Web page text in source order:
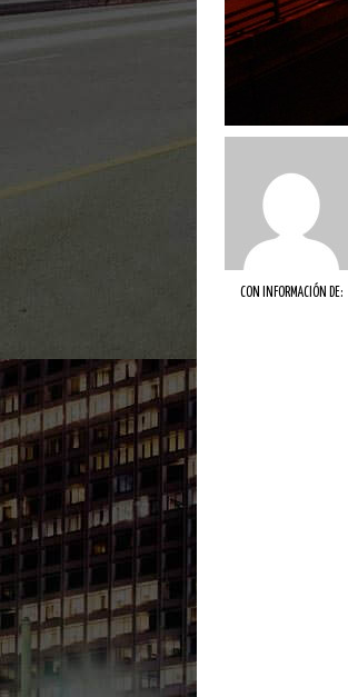
CON INFORMACIÓN DE: